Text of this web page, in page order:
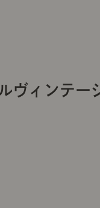
ヴィンテ